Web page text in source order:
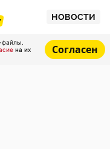
НОВОСТИ
файлы.
на их
Согласен